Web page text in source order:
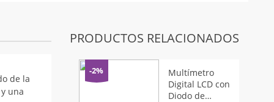
de la
una
PRODUCTOS RELACIONADOS
-2%
Multímetro
Digital LCD con
Diodo de